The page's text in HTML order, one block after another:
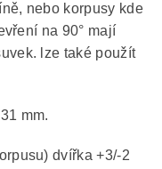
nebo korpusy kde
na 90° mají
lze také použít
mm.
dvířka +3/-2